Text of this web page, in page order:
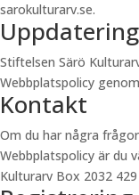
sarokulturarv.se.
Stiftelsen Särö
Webbplatspolicy
Kontakt
Om du har några
Webbplatspolicy är du
Kulturarv Box 2032 429